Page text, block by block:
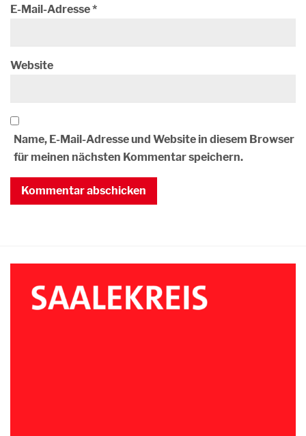
E-Mail-Adresse*
Website
Name, E-Mail-Adresse und Website in diesem Browser
für meinen nächsten Kommentar speichern.